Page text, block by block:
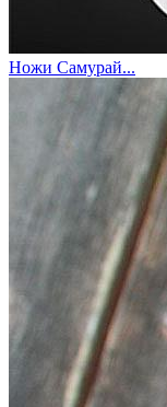
Ножи Самурай...